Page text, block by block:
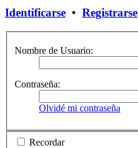
Identificarse • Registrarse
Nombre de Usuario:
Contraseña:
Olvidé mi contraseña
Recordar